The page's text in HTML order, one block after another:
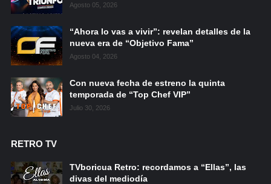
Agosto 05, 2026
“Ahora lo vas a vivir”: revelan detalles de la
nueva era de “Objetivo Fama”
Agosto 04, 2026
Con nueva fecha de estreno la quinta
temporada de “Top Chef VIP”
Julio 30, 2026
RETRO TV
TVboricua Retro: recordamos a “Ellas”, las
divas del mediodía